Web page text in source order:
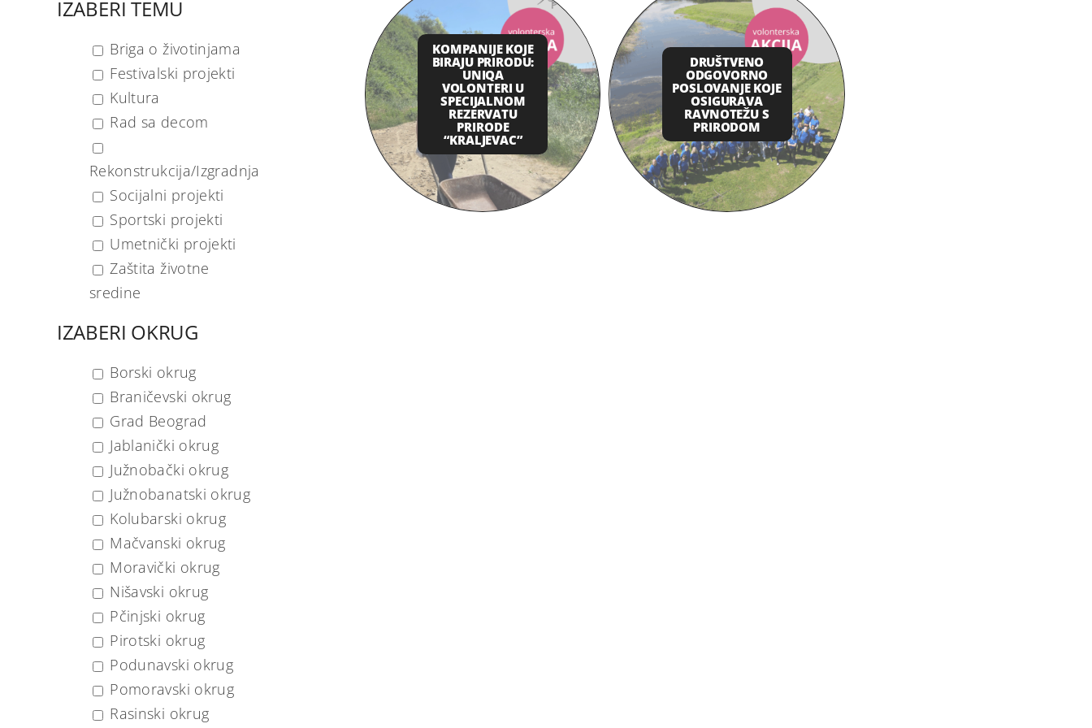
IZABERI TEMU
Briga o životinjama
Festivalski projekti
Kultura
Rad sa decom
Rekonstrukcija/Izgradnja
Socijalni projekti
Sportski projekti
Umetnički projekti
Zaštita životne
sredine
IZABERI OKRUG
Borski okrug
Braničevski okrug
Grad Beograd
Jablanički okrug
Južnobački okrug
Južnobanatski okrug
Kolubarski okrug
Mačvanski okrug
Moravički okrug
Nišavski okrug
Pčinjski okrug
Pirotski okrug
Podunavski okrug
Pomoravski okrug
Rasinski okrug
KOMPANIJE KOJE
BIRAJU PRIRODU:
UNIQA
VOLONTERI U
SPECIJALNOM
REZERVATU
PRIRODE
“KRALJEVAC”
DRUŠTVENO
ODGOVORNO
POSLOVANJE KOJE
OSIGURAVA
RAVNOTEŽU S
PRIRODOM